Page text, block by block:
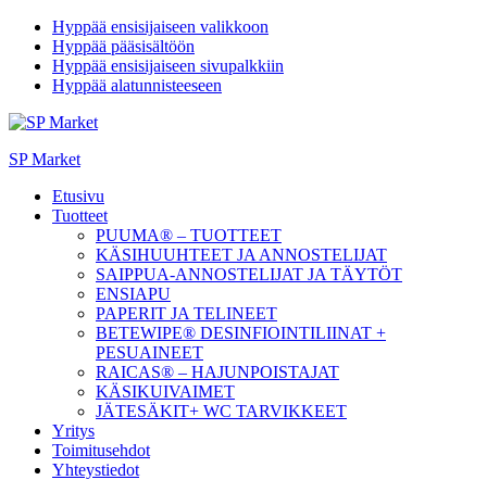
Hyppää ensisijaiseen valikkoon
Hyppää pääsisältöön
Hyppää ensisijaiseen sivupalkkiin
Hyppää alatunnisteeseen
SP Market
Etusivu
Tuotteet
PUUMA® – TUOTTEET
KÄSIHUUHTEET JA ANNOSTELIJAT
SAIPPUA-ANNOSTELIJAT JA TÄYTÖT
ENSIAPU
PAPERIT JA TELINEET
BETEWIPE® DESINFIOINTILIINAT +
PESUAINEET
RAICAS® – HAJUNPOISTAJAT
KÄSIKUIVAIMET
JÄTESÄKIT+ WC TARVIKKEET
Yritys
Toimitusehdot
Yhteystiedot